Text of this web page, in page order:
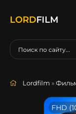
LORDFILM
Lordfilm »
FHD